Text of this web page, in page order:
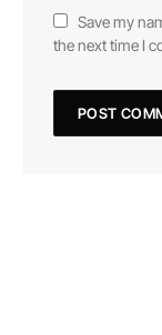
Save my
the next time I